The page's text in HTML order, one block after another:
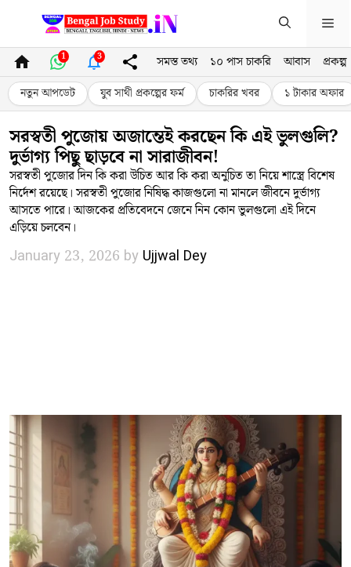
content
1 3 সমস্ত তথ্য ১০ পাস চাকরি আবাস প্রকল্প
নতুন আপডেট যুব সাথী প্রকল্পের ফর্ম চাকরির খবর ১ টাকার অফার
সরস্বতী পুজোয় অজান্তেই করছেন কি এই ভুলগুলি?
দুর্ভাগ্য পিছু ছাড়বে না সারাজীবন!
সরস্বতী পুজোর দিন কি করা উচিত আর কি করা অনুচিত তা নিয়ে শাস্ত্রে বিশেষ
নির্দেশ রয়েছে। সরস্বতী পুজোর নিষিদ্ধ কাজগুলো না মানলে জীবনে দুর্ভাগ্য
আসতে পারে। আজকের প্রতিবেদনে জেনে নিন কোন ভুলগুলো এই দিনে
এড়িয়ে চলবেন।
January 23, 2026 by Ujjwal Dey